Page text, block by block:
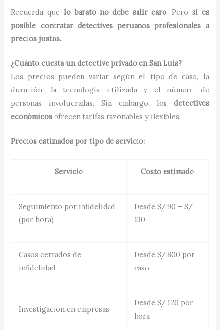
Recuerda que lo barato no debe salir caro. Pero sí es
posible contratar detectives peruanos profesionales a
precios justos.
¿Cuánto cuesta un detective privado en San Luis?
Los precios pueden variar según el tipo de caso, la
duración, la tecnología utilizada y el número de
personas involucradas. Sin embargo, los detectives
económicos ofrecen tarifas razonables y flexibles.
Precios estimados por tipo de servicio:
Servicio Costo estimado
Seguimiento por infidelidad
(por hora)
Desde S/ 90 – S/
130
Casos cerrados de
infidelidad
Desde S/ 800 por
caso
Investigación en empresas
Desde S/ 120 por
hora